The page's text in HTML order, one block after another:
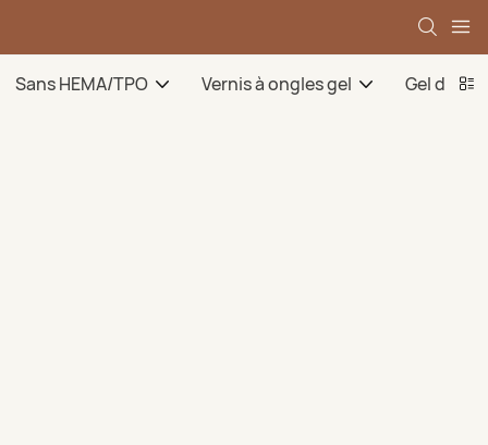
Sans HEMA/TPO Vernis à ongles gel Gel de